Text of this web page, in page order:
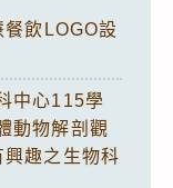
飲LOGO設
中心115學
動物解剖觀
趣之生物科